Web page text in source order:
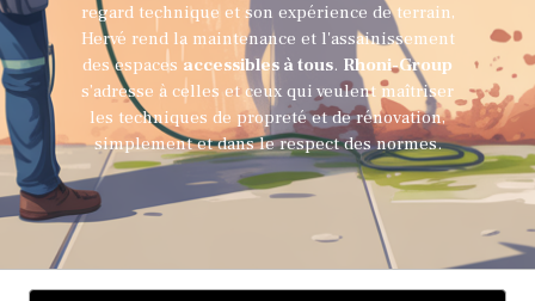
regard technique et son expérience de terrain,
Hervé rend la maintenance et l'assainissement
des espacesaccessibles à tous. Rhoni-Group
s’adresse à celles et ceux qui veulent maîtriser
les techniques de propreté et de rénovation,
simplement et dans le respect des normes.